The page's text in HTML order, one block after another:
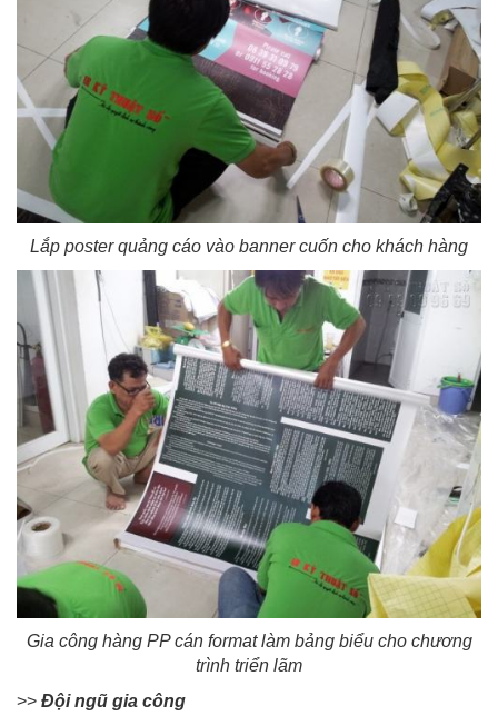
Lắp poster quảng cáo vào banner cuốn cho khách hàng
Gia công hàng PP cán format làm bảng biểu cho chương
trình triển lãm
>> Đội ngũ gia công